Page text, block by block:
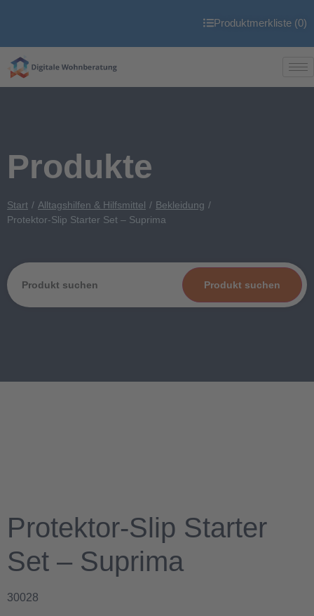
Produktmerkliste (0)
Produkte
Start Alltagshilfen & Hilfsmittel
Bekleidung
Protektor-Slip Starter Set – Suprima
Produkt suchen
Protektor-Slip Starter
Set – Suprima
30028